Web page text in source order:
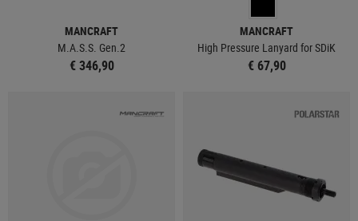
MANCRAFT
M.A.S.S. Gen.2
€ 346,90
MANCRAFT
High Pressure Lanyard for SDiK
€ 67,90